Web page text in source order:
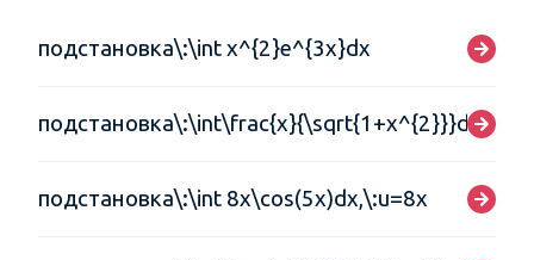
подстановка\:\int x^{2}e^{3x}dx
подстановка\:\int\frac{x}{\sqrt{1+x^{2}}}dx
подстановка\:\int 8x\cos(5x)dx,\:u=8x